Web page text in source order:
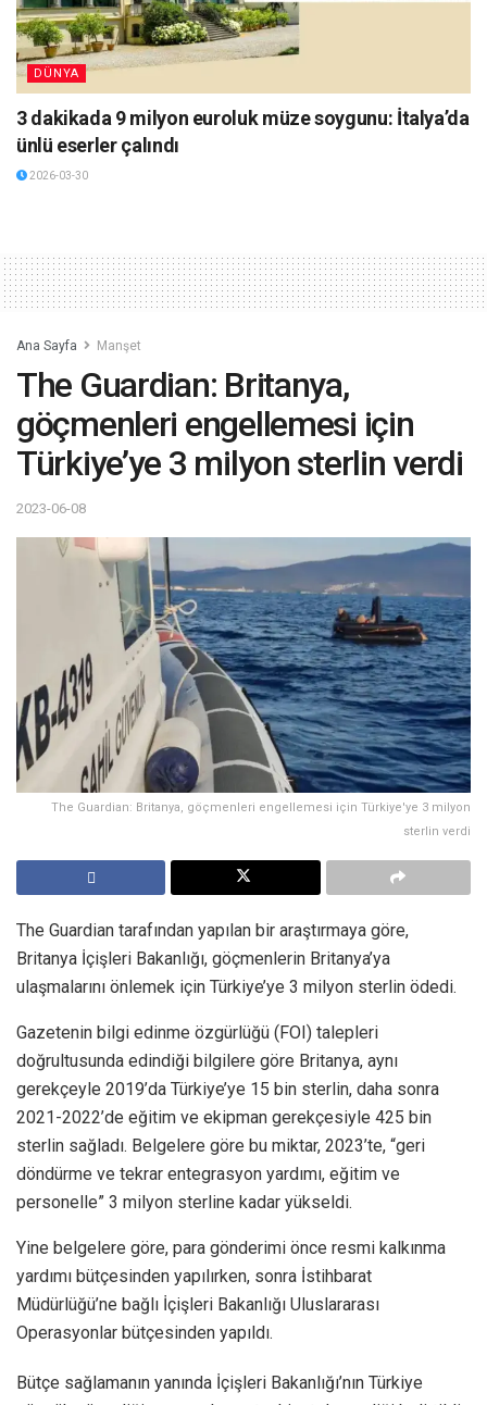
DÜNYA
3 dakikada 9 milyon euroluk müze soygunu: İtalya’da
ünlü eserler çalındı
2026-03-30
Ana Sayfa Manşet
The Guardian: Britanya,
göçmenleri engellemesi için
Türkiye’ye 3 milyon sterlin verdi
2023-06-08
The Guardian: Britanya, göçmenleri engellemesi için Türkiye'ye 3 milyon
sterlin verdi
The Guardian tarafından yapılan bir araştırmaya göre,
Britanya İçişleri Bakanlığı, göçmenlerin Britanya’ya
ulaşmalarını önlemek için Türkiye’ye 3 milyon sterlin ödedi.
Gazetenin bilgi edinme özgürlüğü (FOI) talepleri
doğrultusunda edindiği bilgilere göre Britanya, aynı
gerekçeyle 2019’da Türkiye’ye 15 bin sterlin, daha sonra
2021-2022’de eğitim ve ekipman gerekçesiyle 425 bin
sterlin sağladı. Belgelere göre bu miktar, 2023’te, “geri
döndürme ve tekrar entegrasyon yardımı, eğitim ve
personelle” 3 milyon sterline kadar yükseldi.
Yine belgelere göre, para gönderimi önce resmi kalkınma
yardımı bütçesinden yapılırken, sonra İstihbarat
Müdürlüğü’ne bağlı İçişleri Bakanlığı Uluslararası
Operasyonlar bütçesinden yapıldı.
Bütçe sağlamanın yanında İçişleri Bakanlığı’nın Türkiye